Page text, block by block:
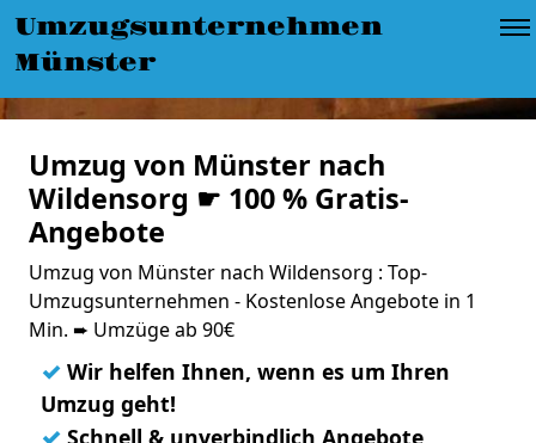
Umzugsunternehmen
Münster
Umzug von Münster nach
Wildensorg ☛ 100 % Gratis-
Angebote
Umzug von Münster nach Wildensorg : Top-
Umzugsunternehmen - Kostenlose Angebote in 1
Min. ➨ Umzüge ab 90€
✓ Wir helfen Ihnen, wenn es um Ihren
Umzug geht!
✓ Schnell & unverbindlich Angebote